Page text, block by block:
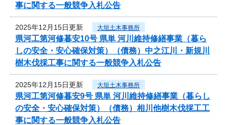
事に関する一般競争入札公告
2025年12月15日更新 大垣土木事務所
県河工第河修暮安10号 県単 河川維持修繕事業（暮ら
しの安全・安心確保対策）（債務）中之江川・新規川
樹木伐採工事に関する一般競争入札公告
2025年12月15日更新 大垣土木事務所
県河工第河修暮安9号 県単 河川維持修繕事業（暮らし
の安全・安心確保対策）（債務）相川他樹木伐採工工
事に関する一般競争入札公告